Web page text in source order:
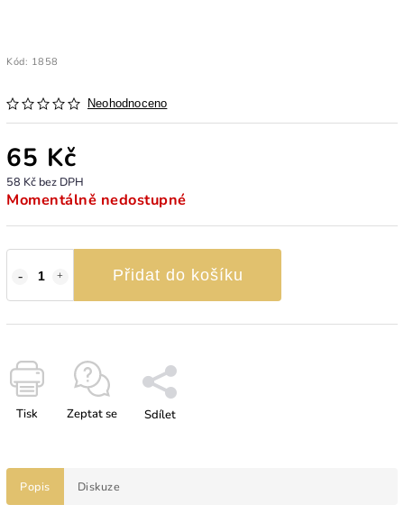
Kód: 1858
Neohodnoceno
65 Kč
58 Kč bez DPH
Momentálně nedostupné
Přidat do košíku
Tisk Zeptat se Sdílet
Popis Diskuze